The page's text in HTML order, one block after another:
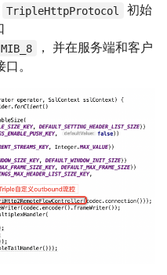
TripleHttpProtocol
初始
， 并在服务端和客户
。